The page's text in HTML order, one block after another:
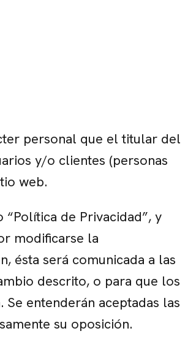
personal que el titular del
y/o clientes (personas
web.
de Privacidad”, y
modificarse la
ésta será comunicada a las
descrito, o para que los
entenderán aceptadas las
su oposición.